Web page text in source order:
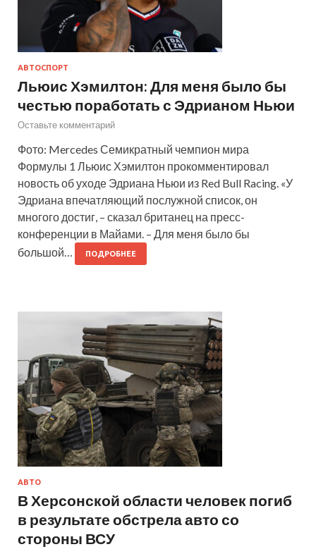
АВТОСПОРТ
Льюис Хэмилтон: Для меня было бы
честью поработать с Эдрианом Ньюи
Оставьте комментарий
Фото: Mercedes Семикратный чемпион мира
Формулы 1 Льюис Хэмилтон прокомментировал
новость об уходе Эдриана Ньюи из Red Bull Racing. «У
Эдриана впечатляющий послужной список, он
многого достиг, – сказал британец на пресс-
конференции в Майами. – Для меня было бы
большой…
ПОДРОБНЕЕ
АВТО
В Херсонской области человек погиб
в результате обстрела авто со
стороны ВСУ